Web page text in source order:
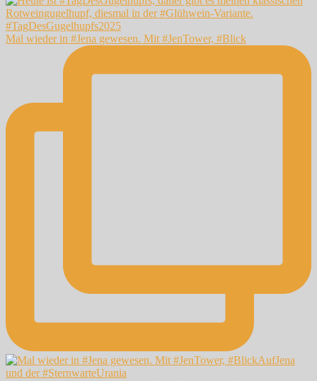
Mal wieder in #Jena gewesen. Mit #JenTower, #Blick